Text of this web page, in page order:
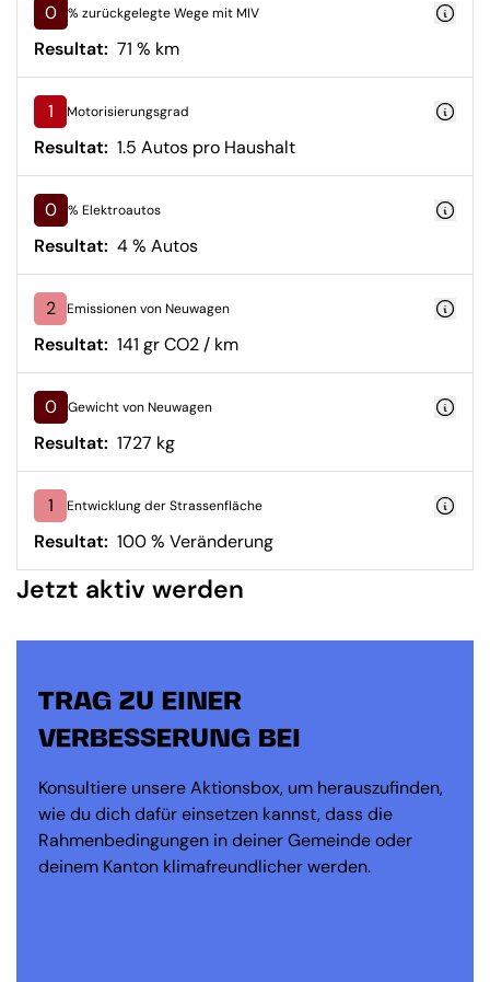
0 % zurückgelegte Wege mit MIV
Resultat: 71 % km
1 Motorisierungsgrad
Resultat: 1.5 Autos pro Haushalt
0 % Elektroautos
Resultat: 4 % Autos
2 Emissionen von Neuwagen
Resultat: 141 gr CO2 / km
0 Gewicht von Neuwagen
Resultat: 1727 kg
1 Entwicklung der Strassenfläche
Resultat: 100 % Veränderung
Jetzt aktiv werden
TRAG ZU EINER
VERBESSERUNG BEI
Konsultiere unsere Aktionsbox, um herauszufinden,
wie du dich dafür einsetzen kannst, dass die
Rahmenbedingungen in deiner Gemeinde oder
deinem Kanton klimafreundlicher werden.